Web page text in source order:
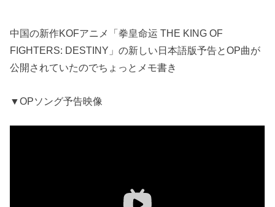
中国の新作KOFアニメ「拳皇命运 THE KING OF
FIGHTERS: DESTINY」の新しい日本語版予告とOP曲が
公開されていたのでちょっとメモ書き
▼OPソング予告映像